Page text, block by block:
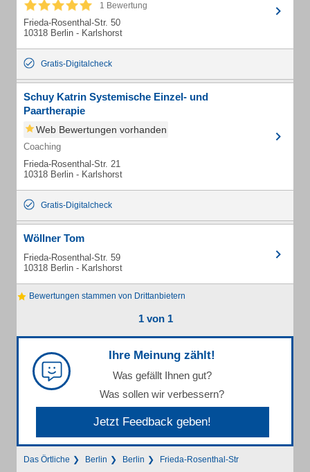
1 Bewertung
Frieda-Rosenthal-Str. 50
10318 Berlin - Karlshorst
Gratis-Digitalcheck
Schuy Katrin Systemische Einzel- und
Paartherapie
Web Bewertungen vorhanden
Coaching
Frieda-Rosenthal-Str. 21
10318 Berlin - Karlshorst
Gratis-Digitalcheck
Wöllner Tom
Frieda-Rosenthal-Str. 59
10318 Berlin - Karlshorst
Bewertungen stammen von Drittanbietern
1 von 1
Ihre Meinung zählt!
Was gefällt Ihnen gut?
Was sollen wir verbessern?
Jetzt Feedback geben!
Das Örtliche Berlin Berlin Frieda-Rosenthal-Str